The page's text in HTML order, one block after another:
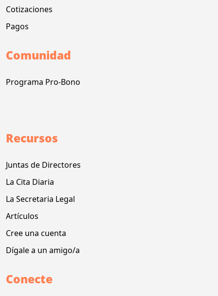
Cotizaciones
Pagos
Comunidad
Programa Pro-Bono
Recursos
Juntas de Directores
La Cita Diaria
La Secretaria Legal
Artículos
Cree una cuenta
Dígale a un amigo/a
Conecte